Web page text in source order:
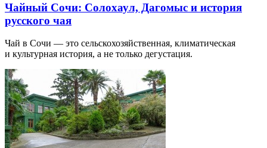
Чайный Сочи: Солохаул, Дагомыс и история
русского чая
Чай в Сочи — это сельскохозяйственная, климатическая
и культурная история, а не только дегустация.